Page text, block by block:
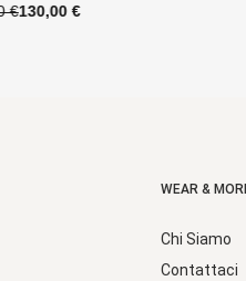
135,00 €125,00 €
WEAR &
Chi Siamo
Contattaci